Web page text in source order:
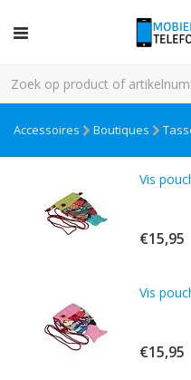
Accessoires Boutiques
Vis
€15,95
Vis
€15,95